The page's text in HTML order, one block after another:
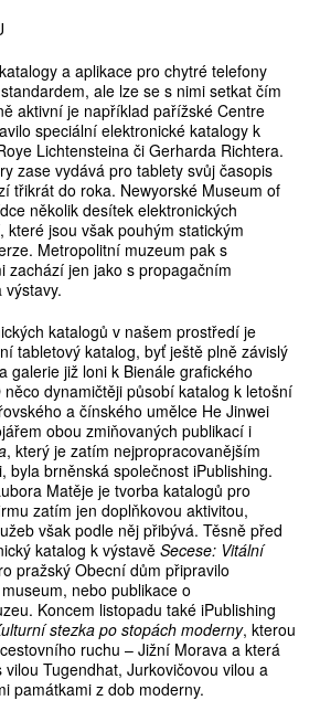
a aplikace pro chytré telefony
ale lze se s nimi setkat čím
aktivní je například pařížské Centre
speciální elektronické katalogy k
Lichtensteina či Gerharda Richtera.
zase vydává pro tablety svůj časopis
třikrát do roka. Newyorské Museum of
několik desítek elektronických
jsou však pouhým statickým
Metropolitní muzeum pak s
zachází jen jako s propagačním
katalogů v našem prostředí je
tabletový katalog, byť ještě plně závislý
galerie již loni k Bienále grafického
dynamičtěji působí katalog k letošní
a čínského umělce He Jinwei
obou zmiňovaných publikací i
, který je zatím nejpropracovanějším
byla brněnská společnost iPublishing.
Matěje je tvorba katalogů pro
zatím jen doplňkovou aktivitou,
však podle něj přibývá. Těsně před
katalog k výstavě Secese: Vitální
pražský Obecní dům připravilo
nebo publikace o
Koncem listopadu také iPublishing
stezka po stopách moderny, kterou
ruchu – Jižní Morava a která
Tugendhat, Jurkovičovou vilou a
památkami z dob moderny.